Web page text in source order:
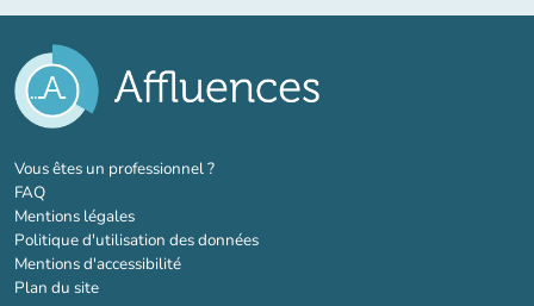
Vous êtes un professionnel ?(nouvel onglet)
FAQ
Mentions légales
Politique d'utilisation des données
Mentions d'accessibilité
Plan du site